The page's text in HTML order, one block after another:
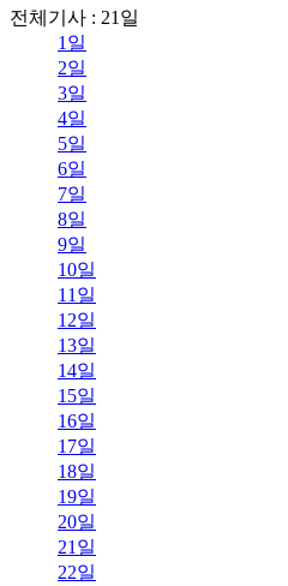
전체기사 : 21일
1일
2일
3일
4일
5일
6일
7일
8일
9일
10일
11일
12일
13일
14일
15일
16일
17일
18일
19일
20일
21일
22일